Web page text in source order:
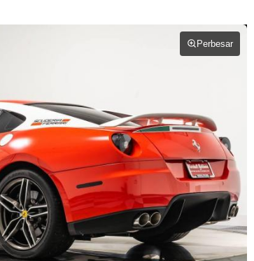
Perbesar